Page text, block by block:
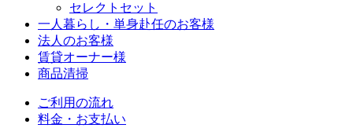
セレクトセット
一人暮らし・単身赴任のお客様
法人のお客様
賃貸オーナー様
商品清掃
ご利用の流れ
料金・お支払い